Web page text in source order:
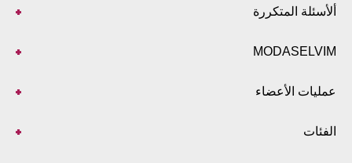
ألأسئلة المتكررة
MODASELVIM
عمليات الأعضاء
الفئات